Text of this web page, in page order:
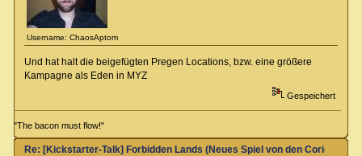
Username: ChaosAptom
Und hat halt die beigefügten Pregen Locations, bzw. eine größere
Kampagne als Eden in MYZ
Gespeichert
"The bacon must flow!"
Re: [Kickstarter-Talk] Forbidden Lands (Neues Spiel von den Coriolis-